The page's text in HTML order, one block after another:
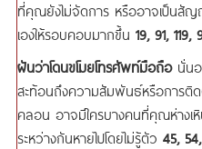
ที่คุณยังไม่จัดการ หรืออาจเป็นสัญ
เองให้รอบคอบมากขึ้น 19, 91, 119,
ฝันว่าโดนขโมยโทรศัพท์มือถือนั่นอ
สะท้อนถึงความสัมพันธ์หรือการติ
คลอน อาจมีใครบางคนที่คุณห่างเหิ
ระหว่างกันหายไปโดยไม่รู้ตัว 45,